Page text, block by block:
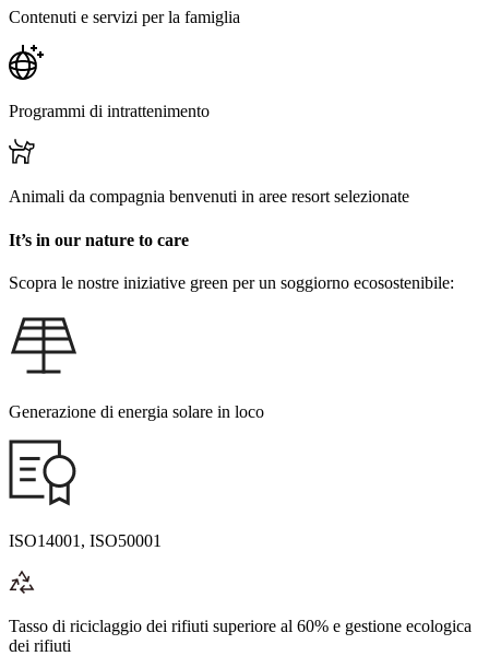
Contenuti e servizi per la famiglia
Programmi di intrattenimento
Animali da compagnia benvenuti in aree resort selezionate
It’s in our nature to care
Scopra le nostre iniziative green per un soggiorno ecosostenibile:
Generazione di energia solare in loco
ISO14001, ISO50001
Tasso di riciclaggio dei rifiuti superiore al 60% e gestione ecologica
dei rifiuti